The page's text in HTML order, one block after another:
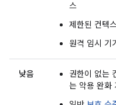
스
제한된 컨텍
원격 임시 기
낮음
권한이 없는
는 악용 완화